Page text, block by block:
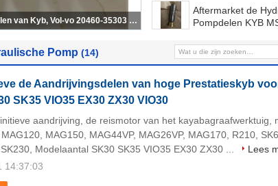
Msf-46 de Hydraulische Pompdelen 20460-34604 van MSF46 Kayaba met PERSspeld en de ROLlente
en de ROLlente
Aftermarket de
Pompdelen KYB
Pomp (14)
de Aandrijvingsdelen van hoge Prestatieskyb
SK35 VIO35 EX30 ZX30 VIO30
aandrijving, de reismotor van het kayabagraafwerktuig,
MAG150, MAG44VP, MAG26VP, MAG170, R210,
Modelaantal SK30 SK35 VIO35 EX30 ZX30 ...
Lees
14:37:03